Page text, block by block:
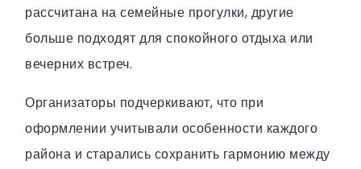
рассчитана на семейные прогулки, другие
больше подходят для спокойного отдыха или
вечерних встреч.
Организаторы подчеркивают, что при
оформлении учитывали особенности каждого
района и старались сохранить гармонию между